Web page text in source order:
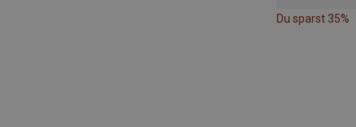
Du sparst 35%